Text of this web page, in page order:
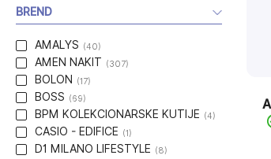
BREND
AMALYS (40)
AMEN NAKIT (307)
BOLON (17)
BOSS (69)
BPM KOLEKCIONARSKE KUTIJE (4)
CASIO - EDIFICE (1)
D1 MILANO LIFESTYLE (8)